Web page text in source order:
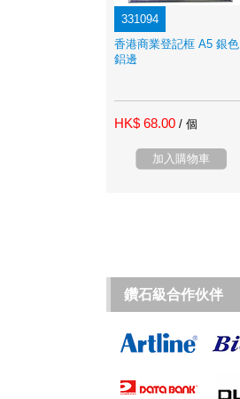
331094
香港商業登記框 A5 銀色
鋁邊
HK$ 68.00 / 個
加入購物車
鑽石級合作伙伴